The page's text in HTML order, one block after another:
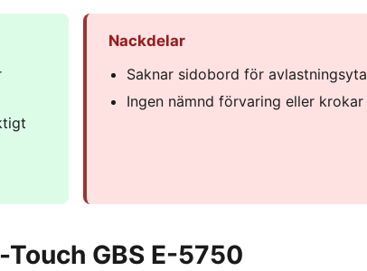
Nackdelar
Saknar sidobord för avlastningsyta
Ingen nämnd förvaring eller krokar
GBS E-5750